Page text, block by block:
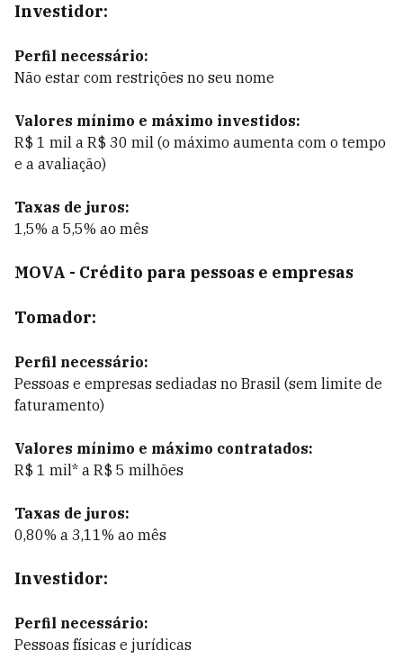
Investidor:
Perfil necessário:
Não estar com restrições no seu nome
Valores mínimo e máximo investidos:
R$ 1 mil a R$ 30 mil (o máximo aumenta com o tempo
e a avaliação)
Taxas de juros:
1,5% a 5,5% ao mês
MOVA - Crédito para pessoas e empresas
Tomador:
Perfil necessário:
Pessoas e empresas sediadas no Brasil (sem limite de
faturamento)
Valores mínimo e máximo contratados:
R$ 1 mil* a R$ 5 milhões
Taxas de juros:
0,80% a 3,11% ao mês
Investidor:
Perfil necessário:
Pessoas físicas e jurídicas